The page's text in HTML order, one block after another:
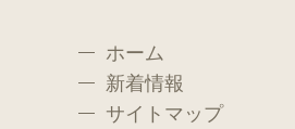
ホーム
新着情報
サイトマップ